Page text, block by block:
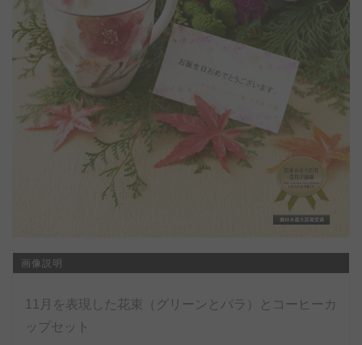
画像説明
11月を表現した花束（グリーンとバラ）とコーヒーカ
ップセット